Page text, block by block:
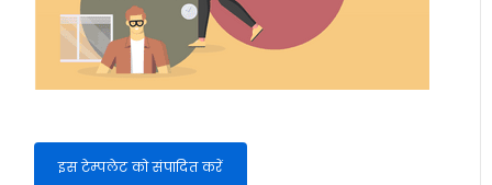
इस टेम्पलेट को संपादित करें